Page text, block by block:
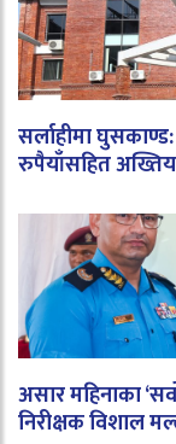
सर्लाहीमा
रुपैयाँसहित
असार महिनाका
निरीक्षक विशाल